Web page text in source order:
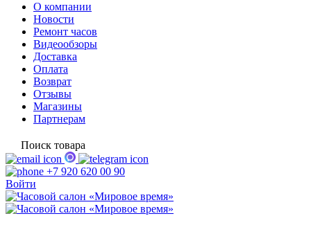
О компании
Новости
Ремонт часов
Видеообзоры
Доставка
Оплата
Возврат
Отзывы
Магазины
Партнерам
Поиск товара
+7 920 620 00 90
Войти